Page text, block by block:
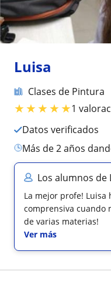
Luisa
Clases de Pintura
★★★★★1
Datos verificados
más de 2 años
Los alumnos de
La mejor profe! Luisa
comprensiva cuando
de varias materias!
Ver más